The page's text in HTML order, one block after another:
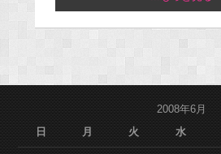
2008年6月
日
月 火 水